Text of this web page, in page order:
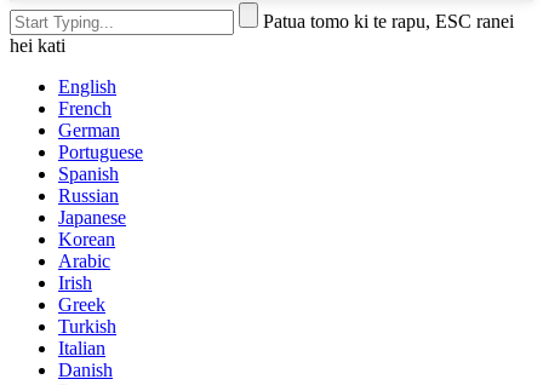
Patua tomo ki te rapu, ESC ranei
hei kati
English
French
German
Portuguese
Spanish
Russian
Japanese
Korean
Arabic
Irish
Greek
Turkish
Italian
Danish